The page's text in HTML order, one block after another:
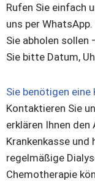
Rufen Sie einfach
uns per
Sie abholen sollen
Sie bitte Datum,
Sie benötigen eine
Kontaktieren Sie
erklären Ihnen
Krankenkasse und
regelmäßige
Chemotherapie